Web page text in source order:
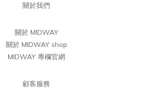
關於我們
關於 MIDWAY
關於 MIDWAY shop
MIDWAY 專欄官網
顧客服務